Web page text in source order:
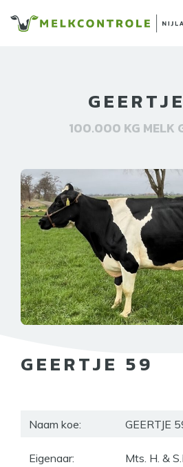
100.000 KG MELK
GEERTJE 59
Naam koe: GEERTJE
Eigenaar: Mts. H. &